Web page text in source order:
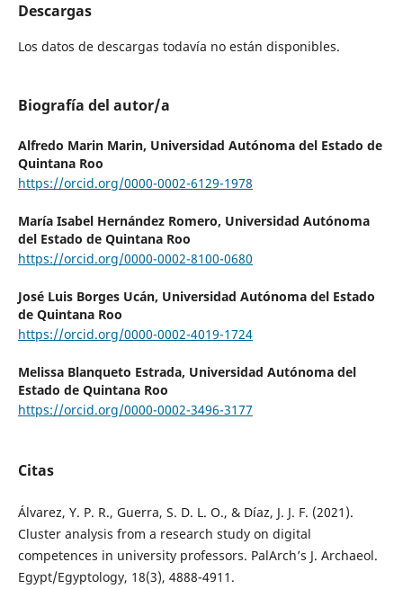
Descargas
Los datos de descargas todavía no están disponibles.
Biografía del autor/a
Alfredo Marin Marin, Universidad Autónoma del Estado de
Quintana Roo
https://orcid.org/0000-0002-6129-1978
María Isabel Hernández Romero, Universidad Autónoma
del Estado de Quintana Roo
https://orcid.org/0000-0002-8100-0680
José Luis Borges Ucán, Universidad Autónoma del Estado
de Quintana Roo
https://orcid.org/0000-0002-4019-1724
Melissa Blanqueto Estrada, Universidad Autónoma del
Estado de Quintana Roo
https://orcid.org/0000-0002-3496-3177
Citas
Álvarez, Y. P. R., Guerra, S. D. L. O., & Díaz, J. J. F. (2021).
Cluster analysis from a research study on digital
competences in university professors. PalArch’s J. Archaeol.
Egypt/Egyptology, 18(3), 4888-4911.